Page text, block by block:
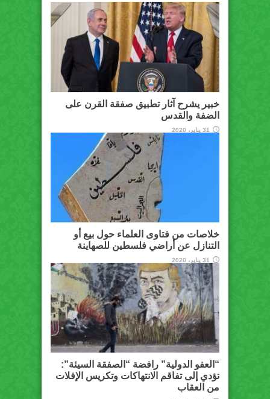
خبير يشرح آثار تطبيق صفقة القرن على
الضفة والقدس
31 يناير، 2020
خلاصات من فتاوى العلماء حول بيع أو
التنازل عن أراضي فلسطين للصهاينة
31 يناير، 2020
“العفو الدولية” رافضة “الصفقة السيئة”:
تؤدي إلى تفاقم الانتهاكات وتكريس الإفلات
من العقاب